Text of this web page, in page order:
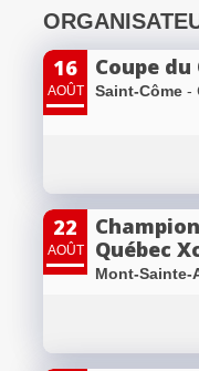
16
AOÛT
Coupe du
Saint-Côme -
22
AOÛT
Québec
Mont-Sainte-